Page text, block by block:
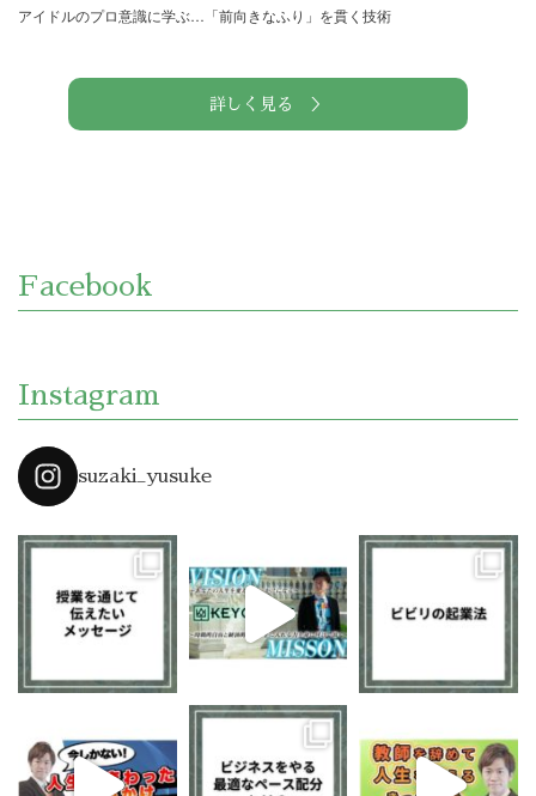
アイドルのプロ意識に学ぶ…「前向きなふり」を貫く技術
詳しく見る ＞
Facebook
Instagram
suzaki_yusuke